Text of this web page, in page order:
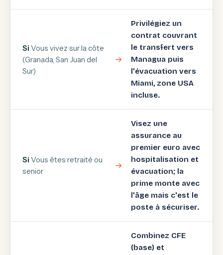
Si Vous vivez sur la côte
(Granada, San Juan del
Sur)
Privilégiez un
contrat couvrant
le transfert vers
Managua puis
l'évacuation vers
Miami, zone USA
incluse.
Si Vous êtes retraité ou
senior
Visez une
assurance au
premier euro avec
hospitalisation et
évacuation; la
prime monte avec
l'âge mais c'est le
poste à sécuriser.
Combinez CFE
(base) et